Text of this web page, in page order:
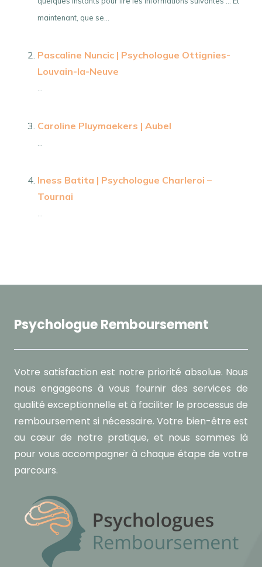
maintenant, que se...
Pascaline Nuncic | Psychologue Ottignies-
Louvain-la-Neuve
Caroline Pluymaekers | Aubel
Iness Batita | Psychologue Charleroi –
Tournai
Psychologue Remboursement
Votre satisfaction est notre priorité absolue. Nous
nous engageons à vous fournir des services de
qualité exceptionnelle et à faciliter le processus de
remboursement si nécessaire. Votre bien-être est
au cœur de notre pratique, et nous sommes là
pour vous accompagner à chaque étape de votre
parcours.